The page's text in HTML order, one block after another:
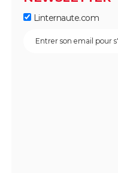
Linternaute.com